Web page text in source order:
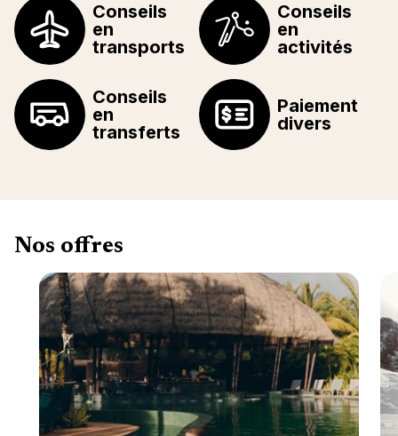
Conseils
en
transports
Conseils
en
activités
Conseils
en
transferts
Paiement
divers
Nos offres